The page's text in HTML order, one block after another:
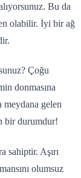
Bu da
olabilir. İyi bir ağ
Çoğu
donmasına
meydana gelen
bir durumdur!
sahiptir. Aşırı
olumsuz